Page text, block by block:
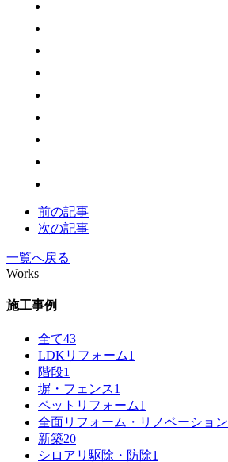
前の記事
次の記事
一覧へ戻る
Works
施工事例
全て43
LDKリフォーム1
階段1
塀・フェンス1
ペットリフォーム1
全面リフォーム・リノベーション
新築20
シロアリ駆除・防除1